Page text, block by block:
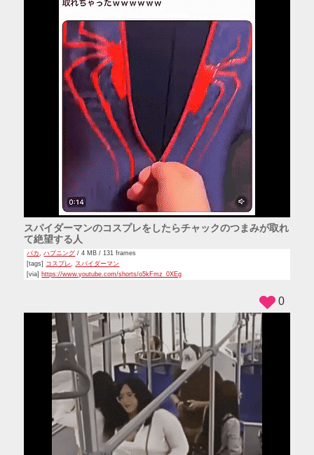
スパイダーマンのコスプレをしたらチャックのつまみが取れ
て絶望する人
バカ,ハプニング / 4 MB / 131 frames
[tags] コスプレ, スパイダーマン
[via] https://www.youtube.com/shorts/o5kFmz_0XEg
0